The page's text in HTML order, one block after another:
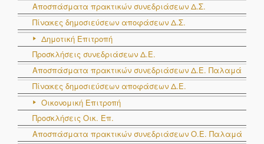
Αποσπάσματα πρακτικών συνεδριάσεων Δ.Σ.
Πίνακες δημοσιεύσεων αποφάσεων Δ.Σ.
Δημοτική Επιτροπή
Προσκλήσεις συνεδριάσεων Δ.Ε.
Αποσπάσματα πρακτικών συνεδριάσεων Δ.E. Παλαμά
Πίνακες δημοσιεύσεων αποφάσεων Δ.Ε.
Οικονομική Επιτροπή
Προσκλήσεις Οικ. Επ.
Αποσπάσματα πρακτικών συνεδριάσεων Ο.E. Παλαμά